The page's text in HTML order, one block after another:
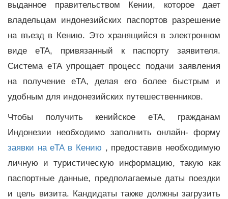
выданное правительством Кении, которое дает
владельцам индонезийских паспортов разрешение
на въезд в Кению. Это хранящийся в электронном
виде eTA, привязанный к паспорту заявителя.
Система eTA упрощает процесс подачи заявления
на получение eTA, делая его более быстрым и
удобным для индонезийских путешественников.
Чтобы получить кенийское eTA, гражданам
Индонезии необходимо заполнить онлайн- форму
заявки на eTA в Кению , предоставив необходимую
личную и туристическую информацию, такую ​​как
паспортные данные, предполагаемые даты поездки
и цель визита. Кандидаты также должны загрузить